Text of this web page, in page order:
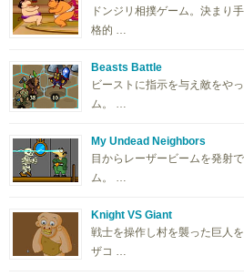
ドンジリ相撲ゲーム。決まり
格的 …
Beasts Battle
ビーストに指示を与え敵をや
ム。 …
My Undead Neighbors
目からレーザービームを発射
ム。 …
Knight VS Giant
戦士を操作し村を襲った巨人
ザコ …